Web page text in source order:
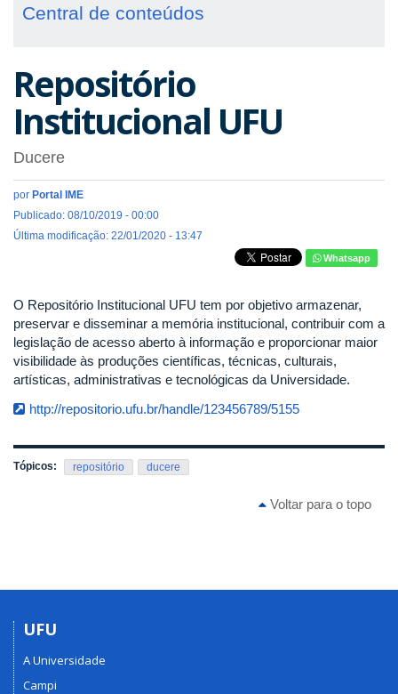
Central de conteúdos
Repositório
Institucional UFU
Ducere
por Portal IME
Publicado: 08/10/2019 - 00:00
Última modificação: 22/01/2020 - 13:47
Whatsapp
O Repositório Institucional UFU tem por objetivo armazenar,
preservar e disseminar a memória institucional, contribuir com a
legislação de acesso aberto à informação e proporcionar maior
visibilidade às produções científicas, técnicas, culturais,
artísticas, administrativas e tecnológicas da Universidade.
http://repositorio.ufu.br/handle/123456789/5155
Tópicos: repositório ducere
Voltar para o topo
UFU
A Universidade
Campi